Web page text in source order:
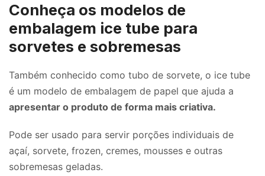
Conheça os modelos de
embalagem ice tube para
sorvetes e sobremesas
Também conhecido como tubo de sorvete, o ice tube
é um modelo de embalagem de papel que ajuda a
apresentar o produto de forma mais criativa.
Pode ser usado para servir porções individuais de
açaí, sorvete, frozen, cremes, mousses e outras
sobremesas geladas.